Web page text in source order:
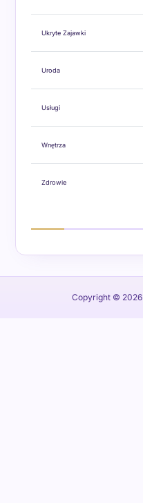
Ukryte Zajawki
Uroda
Usługi
Wnętrza
Zdrowie
Copyright © 2026